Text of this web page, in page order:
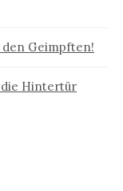
Geimpften!
Hintertür